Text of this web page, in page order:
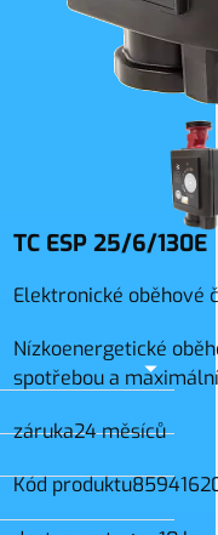
TC ESP 25/6/130E
Elektronické oběhové
Nízkoenergetické
spotřebou a
záruka24 měsíců
Kód produktu